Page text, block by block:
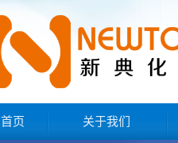
首页 关于我们